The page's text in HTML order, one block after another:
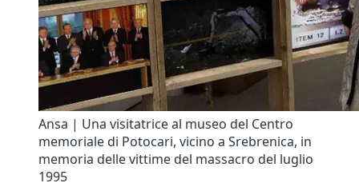
Ansa | Una visitatrice al museo del Centro
memoriale di Potocari, vicino a Srebrenica, in
memoria delle vittime del massacro del luglio
1995